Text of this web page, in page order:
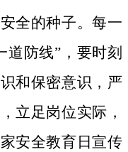
全的种子。每一
道防线”，要时刻
和保密意识，严
立足岗位实际，
安全教育日宣传